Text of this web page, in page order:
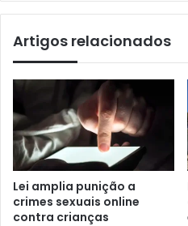
Artigos relacionados
Lei amplia punição a
crimes sexuais online
contra crianças